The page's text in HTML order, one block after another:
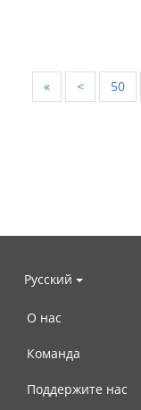
« < 50
Русский
О нас
Команда
Поддержите нас